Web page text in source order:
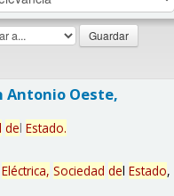
Antonio Oeste,
del Estado.
Eléctrica, Sociedad del Estado,